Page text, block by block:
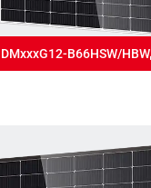
DMxxxG12-B66HSW/HBW